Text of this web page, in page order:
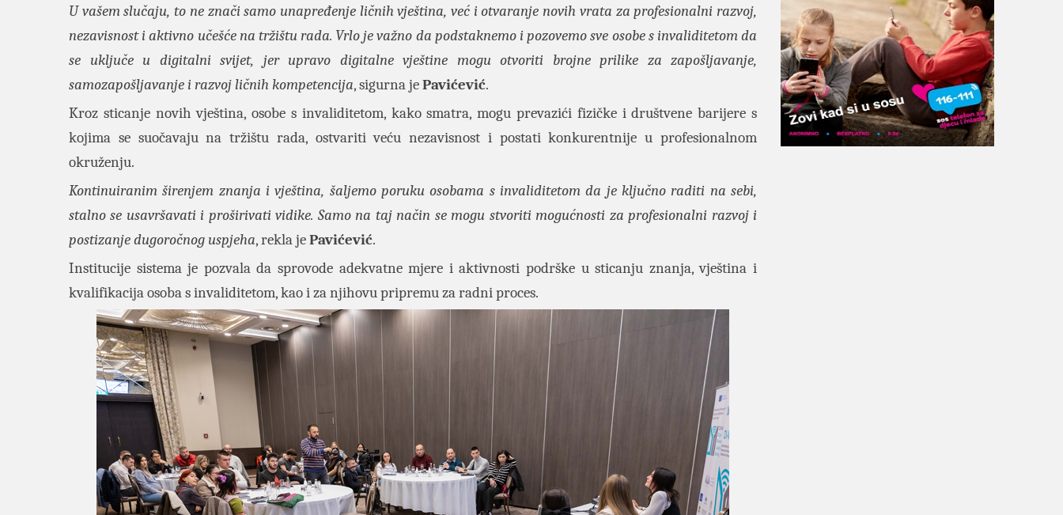
U vašem slučaju, to ne znači samo unapređenje ličnih vještina, već i otvaranje novih vrata za profesionalni razvoj,
nezavisnost i aktivno učešće na tržištu rada. Vrlo je važno da podstaknemo i pozovemo sve osobe s invaliditetom da
se uključe u digitalni svijet, jer upravo digitalne vještine mogu otvoriti brojne prilike za zapošljavanje,
samozapošljavanje i razvoj ličnih kompetencija, sigurna jePavićević.
Kroz sticanje novih vještina, osobe s invaliditetom, kako smatra, mogu prevazići fizičke i društvene barijere s
kojima se suočavaju na tržištu rada, ostvariti veću nezavisnost i postati konkurentnije u profesionalnom
okruženju.
Kontinuiranim širenjem znanja i vještina, šaljemo poruku osobama s invaliditetom da je ključno raditi na sebi,
stalno se usavršavati i proširivati vidike. Samo na taj način se mogu stvoriti mogućnosti za profesionalni razvoj i
postizanje dugoročnog uspjeha, rekla jePavićević.
Institucije sistema je pozvala da sprovode adekvatne mjere i aktivnosti podrške u sticanju znanja, vještina i
kvalifikacija osoba s invaliditetom, kao i za njihovu pripremu za radni proces.